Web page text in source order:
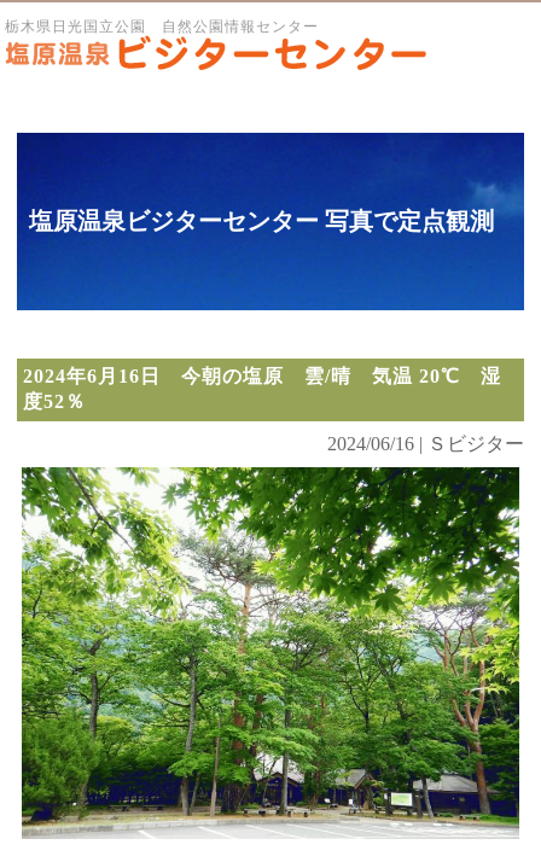
栃木県日光国立公園 自然公園情報センター
塩原温泉ビジターセンター 写真で定点観測
2024年6月16日 今朝の塩原 雲/晴 気温 20℃ 湿
度52％
2024/06/16 | Ｓビジター